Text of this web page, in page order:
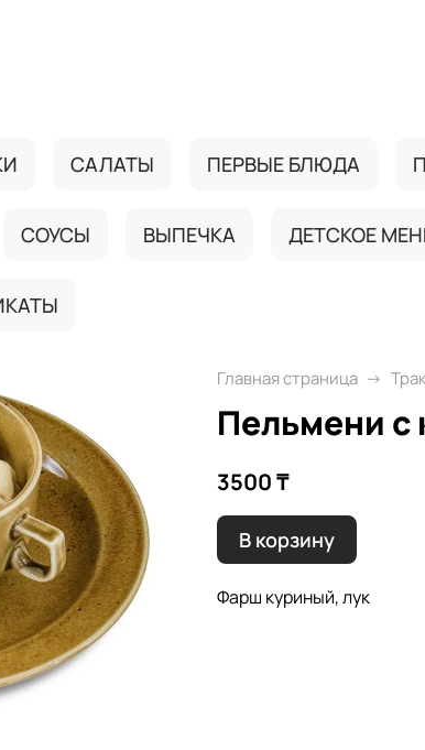
САЛАТЫ ПЕРВЫЕ БЛЮДА
СОУСЫ ВЫПЕЧКА ДЕТСКОЕ
Главная страница
Пельмени с
3500 ₸
В корзину
Фарш куриный, лук